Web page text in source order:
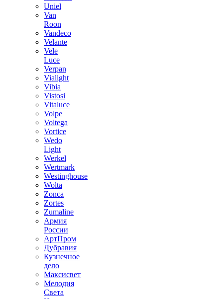
Uniel
Van
Roon
Vandeco
Velante
Vele
Luce
Verpan
Vialight
Vibia
Vistosi
Vitaluce
Volpe
Voltega
Vortice
Wedo
Light
Werkel
Wertmark
Westinghouse
Wolta
Zonca
Zortes
Zumaline
Армия
России
АртПром
Дубравия
Кузнечное
дело
Максисвет
Мелодия
Света